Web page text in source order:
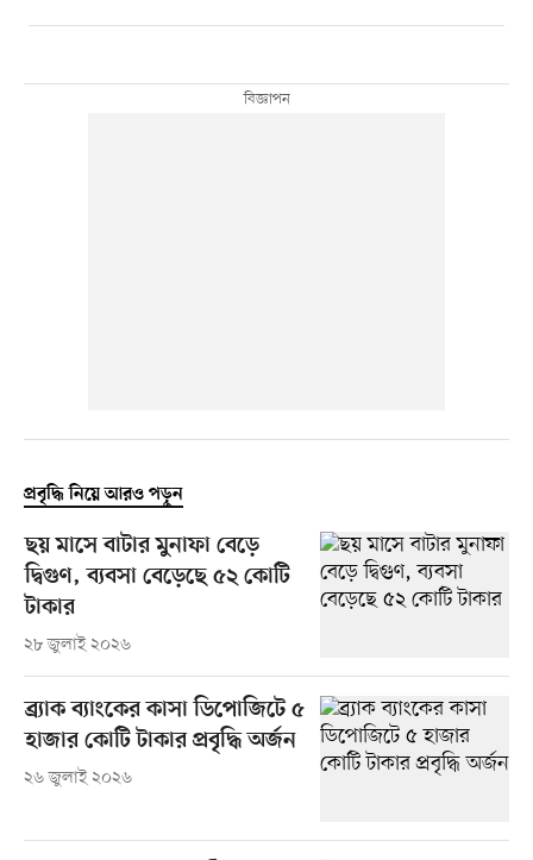
প্রবৃদ্ধি নিয়ে আরও পড়ুন
ছয় মাসে বাটার মুনাফা বেড়ে
দ্বিগুণ, ব্যবসা বেড়েছে ৫২ কোটি
টাকার
২৮ জুলাই ২০২৬
ব্র্যাক ব্যাংকের কাসা ডিপোজিটে ৫
হাজার কোটি টাকার প্রবৃদ্ধি অর্জন
২৬ জুলাই ২০২৬